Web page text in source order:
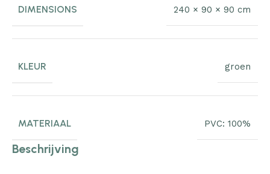
DIMENSIONS 240 × 90 × 90 cm
KLEUR groen
MATERIAAL PVC: 100%
Beschrijving